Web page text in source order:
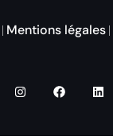
Mentions légales